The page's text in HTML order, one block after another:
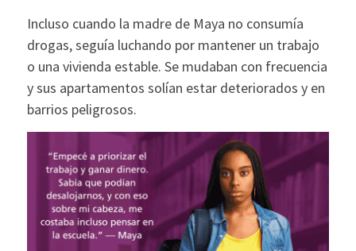
Incluso cuando la madre de Maya no consumía
drogas, seguía luchando por mantener un trabajo
o una vivienda estable. Se mudaban con frecuencia
y sus apartamentos solían estar deteriorados y en
barrios peligrosos.